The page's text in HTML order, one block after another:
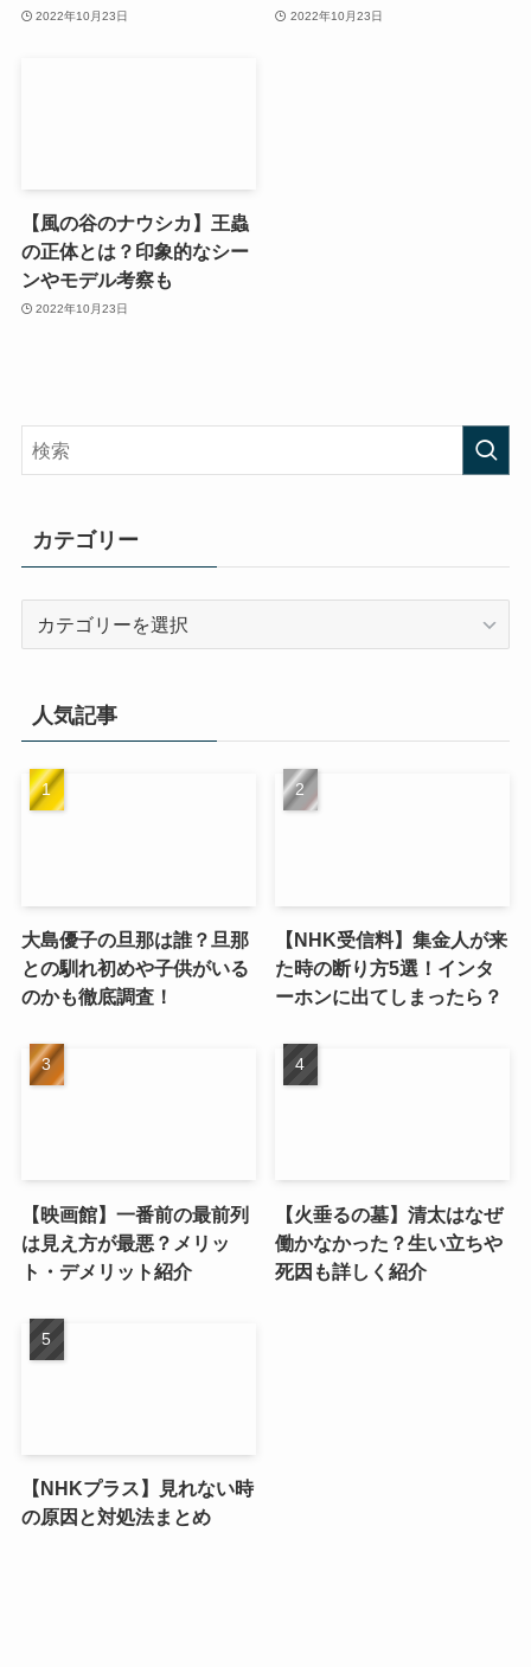
2022年10月23日 2022年10月23日
【風の谷のナウシカ】王蟲
の正体とは？印象的なシー
ンやモデル考察も
2022年10月23日
カテゴリー
ー
人気記事
大島優子の旦那は誰？旦那
との馴れ初めや子供がいる
のかも徹底調査！
【NHK受信料】集金人が来
た時の断り方5選！インタ
ーホンに出てしまったら？
【映画館】一番前の最前列
は見え方が最悪？メリッ
ト・デメリット紹介
【火垂るの墓】清太はなぜ
働かなかった？生い立ちや
死因も詳しく紹介
【NHKプラス】見れない時
の原因と対処法まとめ